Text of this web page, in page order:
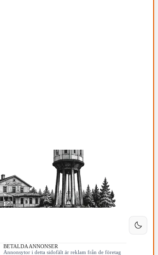
BETALDA ANNONSER
Annonsytor i detta sidofält är reklam från de företag